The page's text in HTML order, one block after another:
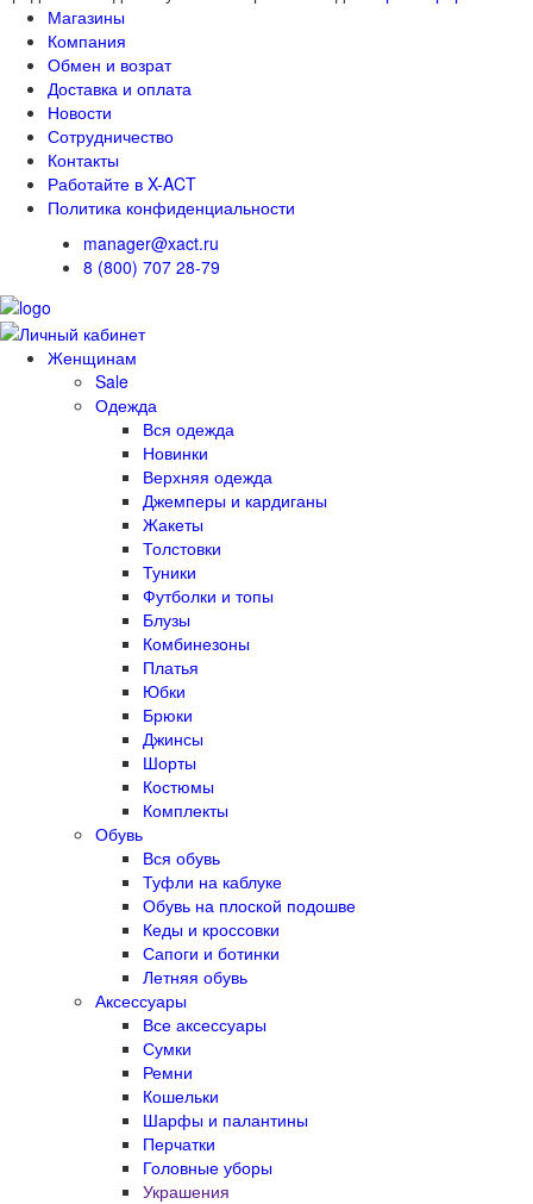
Магазины
Компания
Обмен и возрат
Доставка и оплата
Новости
Сотрудничество
Контакты
Работайте в X-ACT
Политика конфиденциальности
manager@xact.ru
8 (800) 707 28-79
Женщинам
Sale
Одежда
Вся одежда
Новинки
Верхняя одежда
Джемперы и кардиганы
Жакеты
Толстовки
Туники
Футболки и топы
Блузы
Комбинезоны
Платья
Юбки
Брюки
Джинсы
Шорты
Костюмы
Комплекты
Обувь
Вся обувь
Туфли на каблуке
Обувь на плоской подошве
Кеды и кроссовки
Сапоги и ботинки
Летняя обувь
Аксессуары
Все аксессуары
Сумки
Ремни
Кошельки
Шарфы и палантины
Перчатки
Головные уборы
Украшения